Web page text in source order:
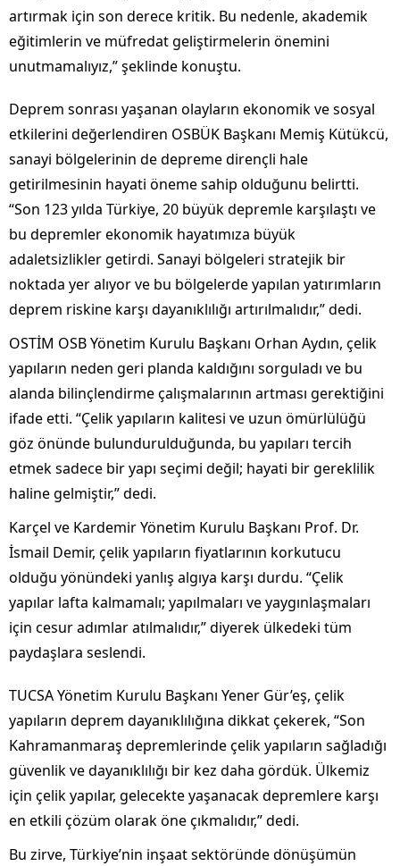
artırmak için son derece kritik. Bu nedenle, akademik
eğitimlerin ve müfredat geliştirmelerin önemini
unutmamalıyız,” şeklinde konuştu.
Deprem sonrası yaşanan olayların ekonomik ve sosyal
etkilerini değerlendiren OSBÜK Başkanı Memiş Kütükcü,
sanayi bölgelerinin de depreme dirençli hale
getirilmesinin hayati öneme sahip olduğunu belirtti.
“Son 123 yılda Türkiye, 20 büyük depremle karşılaştı ve
bu depremler ekonomik hayatımıza büyük
adaletsizlikler getirdi. Sanayi bölgeleri stratejik bir
noktada yer alıyor ve bu bölgelerde yapılan yatırımların
deprem riskine karşı dayanıklılığı artırılmalıdır,” dedi.
OSTİM OSB Yönetim Kurulu Başkanı Orhan Aydın, çelik
yapıların neden geri planda kaldığını sorguladı ve bu
alanda bilinçlendirme çalışmalarının artması gerektiğini
ifade etti. “Çelik yapıların kalitesi ve uzun ömürlülüğü
göz önünde bulundurulduğunda, bu yapıları tercih
etmek sadece bir yapı seçimi değil; hayati bir gereklilik
haline gelmiştir,” dedi.
Karçel ve Kardemir Yönetim Kurulu Başkanı Prof. Dr.
İsmail Demir, çelik yapıların fiyatlarının korkutucu
olduğu yönündeki yanlış algıya karşı durdu. “Çelik
yapılar lafta kalmamalı; yapılmaları ve yaygınlaşmaları
için cesur adımlar atılmalıdır,” diyerek ülkedeki tüm
paydaşlara seslendi.
TUCSA Yönetim Kurulu Başkanı Yener Gür’eş, çelik
yapıların deprem dayanıklılığına dikkat çekerek, “Son
Kahramanmaraş depremlerinde çelik yapıların sağladığı
güvenlik ve dayanıklılığı bir kez daha gördük. Ülkemiz
için çelik yapılar, gelecekte yaşanacak depremlere karşı
en etkili çözüm olarak öne çıkmalıdır,” dedi.
Bu zirve, Türkiye’nin inşaat sektöründe dönüşümün